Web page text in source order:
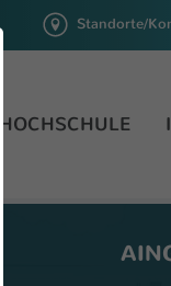
Standorte/
HOCHSCHULE